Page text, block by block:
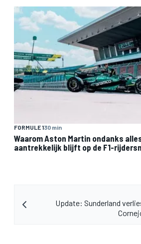
FORMULE 130 min
Waarom Aston Martin ondanks
aantrekkelijk blijft op de F1-
Update: Sunderland